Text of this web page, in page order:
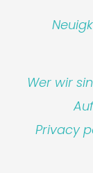
Wer wir
Privacy